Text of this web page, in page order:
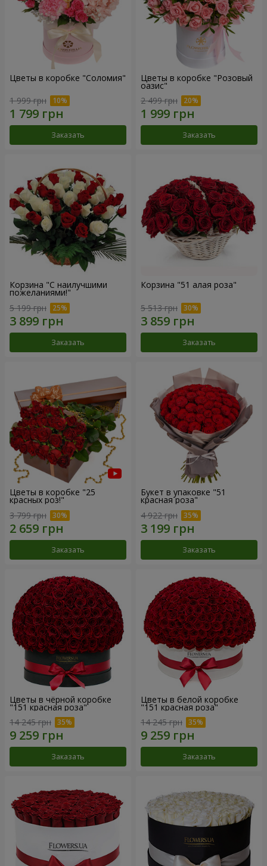
Цветы в коробке "Соломия"
1 999 грн
Заказать
Цветы в коробке "Розовый
оазис"
2 499 грн
Заказать
Корзина "С наилучшими
пожеланиями!"
5 199 грн
Заказать
Корзина "51 алая роза"
5 513 грн
Заказать
Цветы в коробке "25
красных роз!"
3 799 грн
Заказать
Букет в упаковке "51
красная роза"
4 922 грн
Заказать
Цветы в чёрной коробке
"151 красная роза"
14 245 грн
Заказать
Цветы в белой коробке
"151 красная роза"
14 245 грн
Заказать